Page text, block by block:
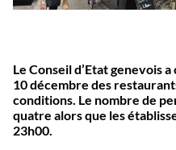
Le Conseil d’Etat genevois
10 décembre des
conditions. Le nombre de
quatre alors que les
23h00.